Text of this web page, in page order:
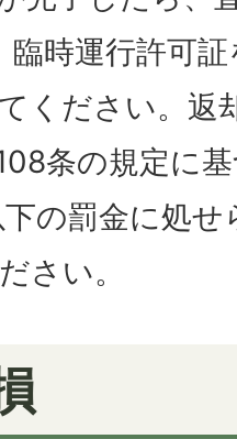
臨時運行許可
ください。返
条の規定に
の罰金に処
さい。